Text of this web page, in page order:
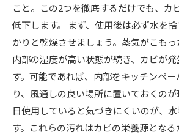
こと。この2つを徹底するだけでも、カ
低下します。 まず、使用後は必ず水を
かりと乾燥させましょう。蒸気がこもっ
内部の湿度が高い状態が続き、カビが
す。可能であれば、内部をキッチンペ
り、風通しの良い場所に置いておくの
日使用していると気づきにくいのが、
す。これらの汚れはカビの栄養源とな